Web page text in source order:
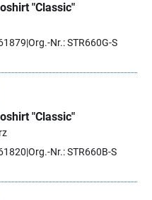
"Classic"
Org.-Nr.: STR660G-S
"Classic"
Org.-Nr.: STR660B-S